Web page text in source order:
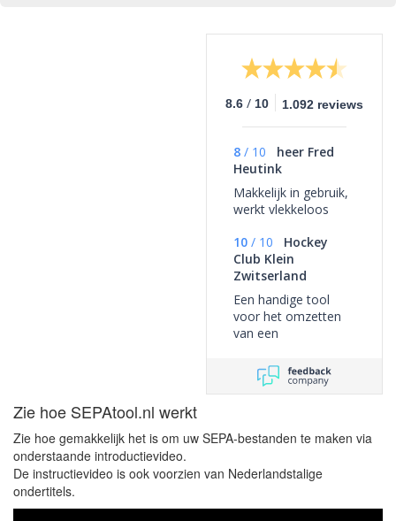
8.6 / 10 1.092 reviews
8 / 10
heer Fred
Heutink
Makkelijk in gebruik,
werkt vlekkeloos
10 / 10
Hockey
Club Klein
Zwitserland
Een handige tool
voor het omzetten
van een
SEPA-bestand
Zie hoe SEPAtool.nl werkt
Zie hoe gemakkelijk het is om uw SEPA-bestanden te maken via
onderstaande introductievideo.
De instructievideo is ook voorzien van Nederlandstalige
ondertitels.